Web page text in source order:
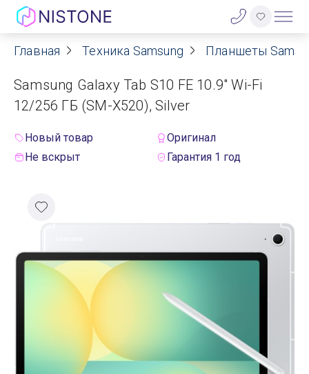
Акции
О нас
Договор оферты
Гарантия
Оплата
Доставка
Главная Техника Samsung Планшеты
Samsung Galaxy Tab S10 FE 10.9" Wi-Fi
12/256 ГБ (SM-X520), Silver
Новый товар
Оригинал
Не вскрыт
Гарантия 1 год